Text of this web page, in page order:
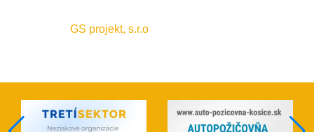
GS projekt, s.r.o